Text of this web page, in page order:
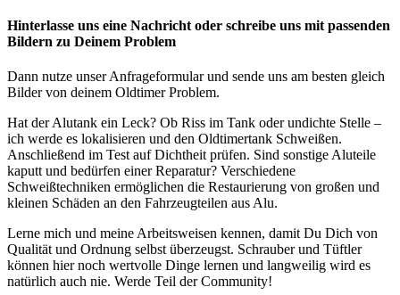
Hinterlasse uns eine Nachricht oder schreibe uns mit passenden
Bildern zu Deinem Problem
Dann nutze unser Anfrageformular und sende uns am besten gleich
Bilder von deinem Oldtimer Problem.
Hat der Alutank ein Leck? Ob Riss im Tank oder undichte Stelle –
ich werde es lokalisieren und den Oldtimertank Schweißen.
Anschließend im Test auf Dichtheit prüfen. Sind sonstige Aluteile
kaputt und bedürfen einer Reparatur? Verschiedene
Schweißtechniken ermöglichen die Restaurierung von großen und
kleinen Schäden an den Fahrzeugteilen aus Alu.
Lerne mich und meine Arbeitsweisen kennen, damit Du Dich von
Qualität und Ordnung selbst überzeugst. Schrauber und Tüftler
können hier noch wertvolle Dinge lernen und langweilig wird es
natürlich auch nie. Werde Teil der Community!